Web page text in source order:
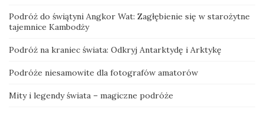
Podróż do świątyni Angkor Wat: Zagłębienie się w starożytne
tajemnice Kambodży
Podróż na kraniec świata: Odkryj Antarktydę i Arktykę
Podróże niesamowite dla fotografów amatorów
Mity i legendy świata – magiczne podróże